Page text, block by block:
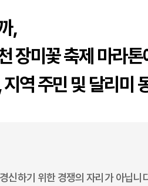
,
장미꽃 축제 마라
역 주민 및 달리미
신하기 위한 경쟁의 자리가 아닙니